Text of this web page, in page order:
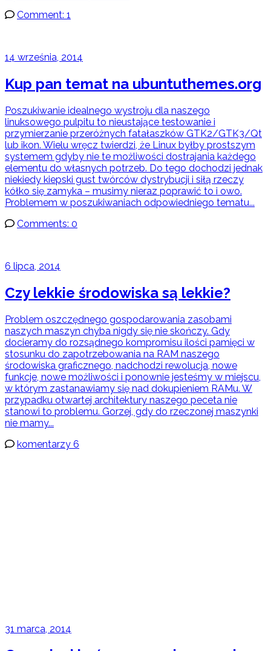
Comment: 1
14 września, 2014
Kup pan temat na ubuntuthemes.org
Poszukiwanie idealnego wystroju dla naszego
linuksowego pulpitu to nieustające testowanie i
przymierzanie przeróżnych fatałaszków GTK2/GTK3/Qt
lub ikon. Wielu wręcz twierdzi, że Linux byłby prostszym
systemem gdyby nie te możliwości dostrajania każdego
elementu do własnych potrzeb. Do tego dochodzi jednak
niekiedy kiepski gust twórców dystrybucji i siłą rzeczy
kółko się zamyka – musimy nieraz poprawić to i owo.
Problemem w poszukiwaniach odpowiedniego tematu...
Comments: 0
6 lipca, 2014
Czy lekkie środowiska są lekkie?
Problem oszczędnego gospodarowania zasobami
naszych maszyn chyba nigdy się nie skończy. Gdy
docieramy do rozsądnego kompromisu ilości pamięci w
stosunku do zapotrzebowania na RAM naszego
środowiska graficznego, nadchodzi rewolucja, nowe
funkcje, nowe możliwości i ponownie jesteśmy w miejscu,
w którym zastanawiamy się nad dokupieniem RAMu. W
przypadku otwartej architektury naszego peceta nie
stanowi to problemu. Gorzej, gdy do rzeczonej maszynki
nie mamy...
komentarzy 6
31 marca, 2014